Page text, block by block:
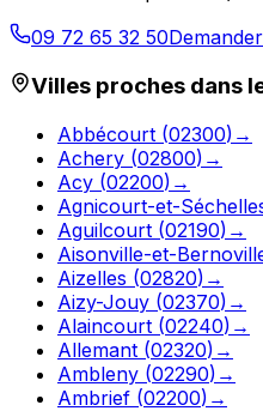
09 72 65 32 50
Villes proches dans
Abbécourt (02300) →
Achery (02800) →
Acy (02200) →
Agnicourt-et-
Aguilcourt (02190) →
Aisonville-et-
Aizelles (02820) →
Aizy-Jouy (02370) →
Alaincourt (02240) →
Allemant (02320) →
Ambleny (02290) →
Ambrief (02200) →